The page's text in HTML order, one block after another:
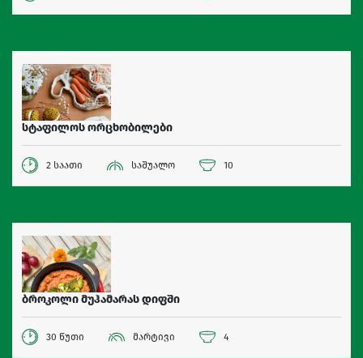
სტაფილოს ორცხობილები
2 საათი საშუალო 10
ბროკოლი მუჰამარას დიფში
30 წუთი მარტივი 4